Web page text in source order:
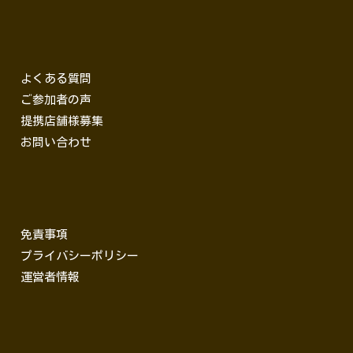
よくある質問
ご参加者の声
提携店舗様募集
お問い合わせ
免責事項
プライバシーポリシー
運営者情報